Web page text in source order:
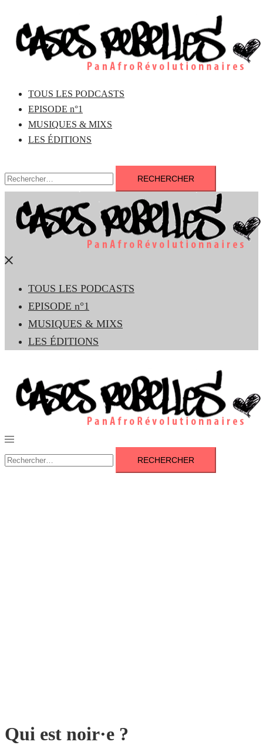
contenu
TOUS LES PODCASTS
EPISODE n°1
MUSIQUES & MIXS
LES ÉDITIONS
Rechercher :
Fermer
menu
TOUS LES PODCASTS
EPISODE n°1
MUSIQUES & MIXS
LES ÉDITIONS
Ouvrir/fermer
le
menu
Rechercher :
Qui est noir·e ?